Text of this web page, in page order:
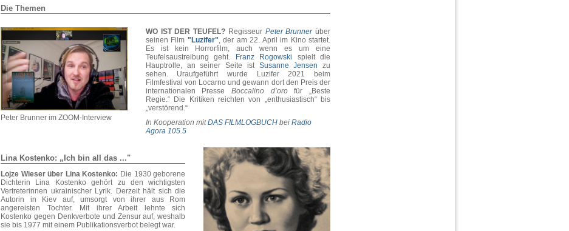
Die Themen
Peter Brunner im ZOOM-Interview
WO IST DER TEUFEL? Regisseur Peter Brunnerüber
seinen Film "Luzifer",der am 22. April im Kino startet.
Es ist kein Horrorfilm, auch wenn es um eine
Teufelsaustreibung geht.
Franz Rogowski spielt die
Hauptrolle, an seiner Seite ist Susanne Jensen zu
sehen. Uraufgeführt wurde Luzifer 2021 beim
Filmfestival von Locarno und gewann dort den Preis der
internationalen PresseBoccalino d’orofür „Beste
Regie.“ Die Kritiken reichten von „enthusiastisch“ bis
„verstörend.“
In Kooperation mitDAS FILMLOGBUCHbei Radio
Agora 105.5
Lina Kostenko: „Ich bin all das ..."
Lojze Wieser über Lina Kostenko: Die 1930 geborene
Dichterin Lina Kostenko gehört zu den wichtigsten
Vertreterinnen ukrainischer Lyrik. Derzeit hält sich die
Autorin in Kiev auf, umsorgt von ihrer aus Rom
angereisten Tochter. Mit ihrer Arbeit lehnte sich
Kostenko gegen Denkverbote und Zensur auf, weshalb
sie bis 1977 mit einem Publikationsverbot belegt war.